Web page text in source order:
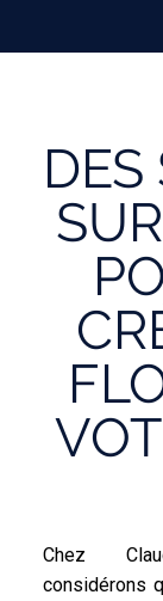
DES
Chez
considérons